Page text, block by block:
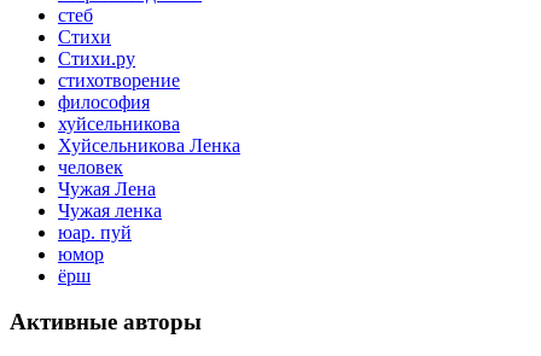
стеб
Стихи
Стихи.ру
стихотворение
философия
хуйсельникова
Хуйсельникова Ленка
человек
Чужая Лена
Чужая ленка
юар. пуй
юмор
ёрш
Активные авторы